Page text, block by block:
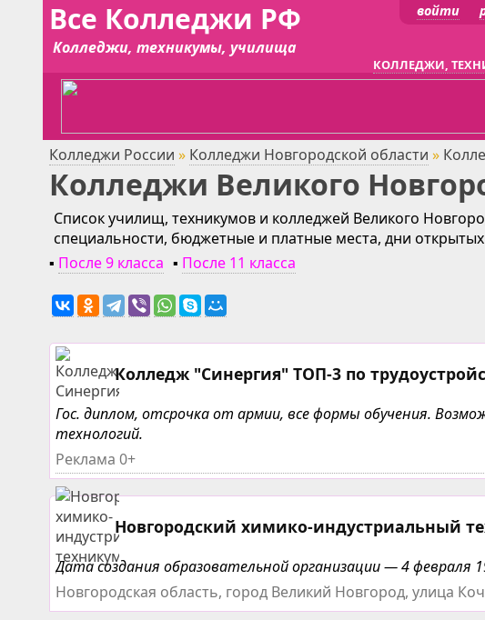
Все Колледжи РФ
Колледжи, техникумы, училища
войти
КОЛЛЕДЖИ,
Колледжи России » Колледжи Новгородской области »
Колледжи Великого
Список училищ, техникумов и колледжей Великого
специальности, бюджетные и платные места, дни
▪ После 9 класса ▪ После 11 класса
Колледж "Синергия" ТОП-3 по
Гос. диплом, отсрочка от армии, все формы обучения.
технологий.
Реклама 0+
Новгородский химико-индустриальный
Дата создания образовательной организации — 4 февраля
Новгородская область, город Великий Новгород, улица